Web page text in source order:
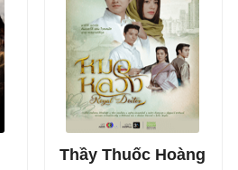
những giây phút thú vị.
Thầy Thuốc Hoàng